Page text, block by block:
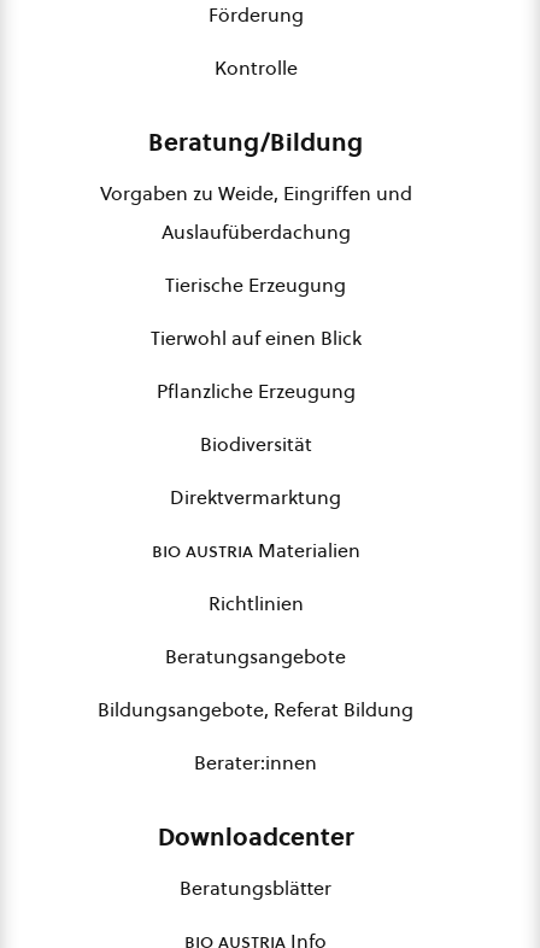
Förderung
Kontrolle
Beratung/Bildung
Vorgaben zu Weide, Eingriffen und
Auslaufüberdachung
Tierische Erzeugung
Tierwohl auf einen Blick
Pflanzliche Erzeugung
Biodiversität
Direktvermarktung
bio austriaMaterialien
Richtlinien
Beratungsangebote
Bildungsangebote, Referat Bildung
Berater:innen
Downloadcenter
Beratungsblätter
bio austria Info